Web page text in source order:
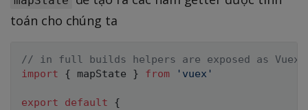
toán cho chúng ta
// in full builds helpers are exposed as
import
{ mapState } from 'vuex'
export default
{